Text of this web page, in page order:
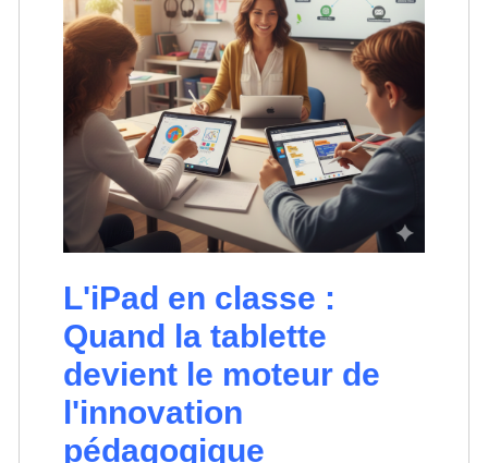
L'iPad en classe :
Quand la tablette
devient le moteur de
l'innovation
pédagogique